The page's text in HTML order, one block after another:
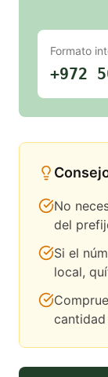
Formato
+972
No
del
Si el
local,